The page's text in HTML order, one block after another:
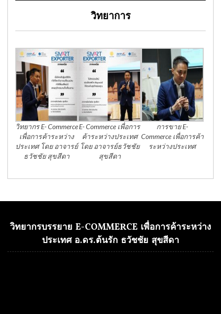
วิทยาการ
วิทยากร E- Commerce
เพื่อการค้าระหว่าง
ประเทศ โดย อาจารย์
ธวัชชัย สุขสีดา
E- Commerce เพื่อการ
ค้าระหว่างประเทศ
โดย อาจารย์ธวัชชัย
สุขสีดา
การขาย E-
Commerce เพื่อการค้า
ระหว่างประเทศ
วิทยากรบรรยาย E-COMMERCE เพื่อการค้าระหว่าง
ประเทศ อ.ดร.ต้นรัก ธวัชชัย สุขสีดา